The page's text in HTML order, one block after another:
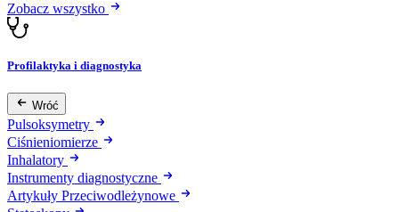
Zobacz wszystko
Profilaktyka i diagnostyka
Wróć
Pulsoksymetry
Ciśnieniomierze
Inhalatory
Instrumenty diagnostyczne
Artykuły Przeciwodleżynowe